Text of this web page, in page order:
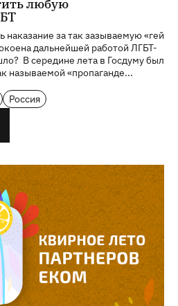
любую
наказание за так зазываемую «гей
дальнейшей работой ЛГБТ-
В середине лета в Госдуму был
называемой «пропаганде...
Россия